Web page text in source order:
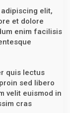
elit,
et dolore
enim facilisis
quis lectus
sed libero
velit euismod in
cras